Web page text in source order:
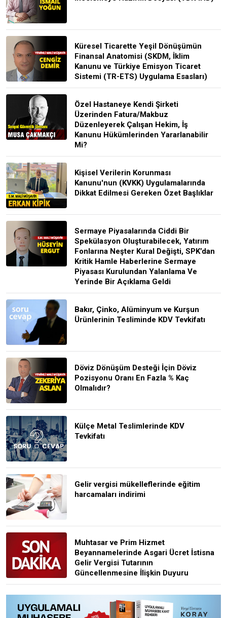
Küresel Ticarette Yeşil Dönüşümün
Finansal Anatomisi (SKDM, İklim
Kanunu ve Türkiye Emisyon Ticaret
Sistemi (TR-ETS) Uygulama Esasları)
Özel Hastaneye Kendi Şirketi
Üzerinden Fatura/Makbuz
Düzenleyerek Çalışan Hekim, İş
Kanunu Hükümlerinden Yararlanabilir
Mi?
Kişisel Verilerin Korunması
Kanunu'nun (KVKK) Uygulamalarında
Dikkat Edilmesi Gereken Özet Başlıklar
Sermaye Piyasalarında Ciddi Bir
Spekülasyon Oluşturabilecek, Yatırım
Fonlarına Neşter Kural Değişti, SPK’dan
Kritik Hamle Haberlerine Sermaye
Piyasası Kurulundan Yalanlama Ve
Yerinde Bir Açıklama Geldi
Bakır, Çinko, Alüminyum ve Kurşun
Ürünlerinin Tesliminde KDV Tevkifatı
Döviz Dönüşüm Desteği İçin Döviz
Pozisyonu Oranı En Fazla % Kaç
Olmalıdır?
Külçe Metal Teslimlerinde KDV
Tevkifatı
Gelir vergisi mükelleflerinde eğitim
harcamaları indirimi
Muhtasar ve Prim Hizmet
Beyannamelerinde Asgari Ücret İstisna
Gelir Vergisi Tutarının
Güncellenmesine İlişkin Duyuru